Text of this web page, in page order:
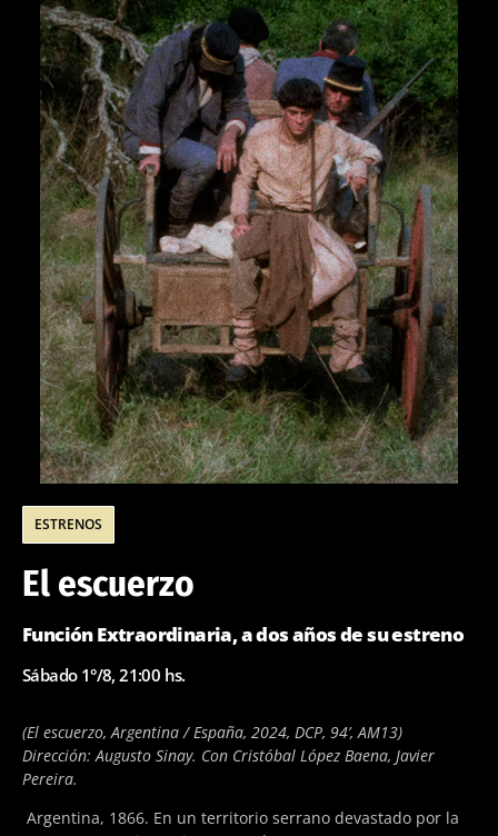
ESTRENOS
El escuerzo
Función Extraordinaria, a dos años de su estreno
Sábado 1°/8, 21:00 hs.
(El escuerzo, Argentina / España, 2024, DCP, 94’, AM13)
Dirección: Augusto Sinay. Con Cristóbal López Baena, Javier
Pereira.
Argentina, 1866. En un territorio serrano devastado por la